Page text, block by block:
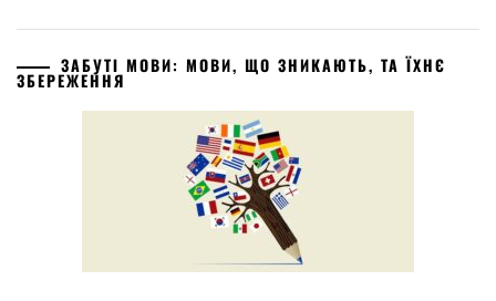
ЗАБУТІ МОВИ: МОВИ, ЩО ЗНИКАЮТЬ, ТА ЇХНЄ
ЗБЕРЕЖЕННЯ